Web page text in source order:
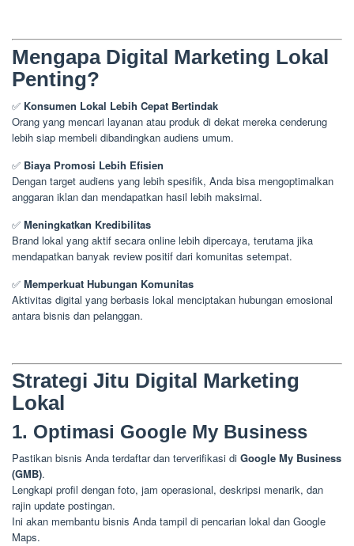
Mengapa Digital Marketing Lokal
Penting?
✅ Konsumen Lokal Lebih Cepat Bertindak
Orang yang mencari layanan atau produk di dekat mereka cenderung
lebih siap membeli dibandingkan audiens umum.
✅ Biaya Promosi Lebih Efisien
Dengan target audiens yang lebih spesifik, Anda bisa mengoptimalkan
anggaran iklan dan mendapatkan hasil lebih maksimal.
✅ Meningkatkan Kredibilitas
Brand lokal yang aktif secara online lebih dipercaya, terutama jika
mendapatkan banyak review positif dari komunitas setempat.
✅ Memperkuat Hubungan Komunitas
Aktivitas digital yang berbasis lokal menciptakan hubungan emosional
antara bisnis dan pelanggan.
Strategi Jitu Digital Marketing
Lokal
1. Optimasi Google My Business
Pastikan bisnis Anda terdaftar dan terverifikasi di Google My Business
(GMB).
Lengkapi profil dengan foto, jam operasional, deskripsi menarik, dan
rajin update postingan.
Ini akan membantu bisnis Anda tampil di pencarian lokal dan Google
Maps.